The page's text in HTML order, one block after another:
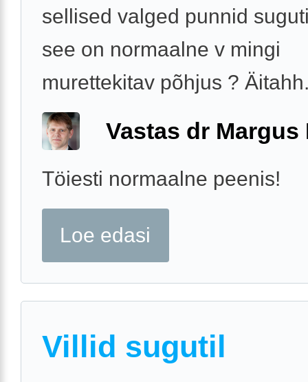
sellised valged punnid
see on normaalne v mingi
murettekitav põhjus ?
Vastas dr Margus
Töiesti normaalne peenis!
Loe edasi
Villid sugutil